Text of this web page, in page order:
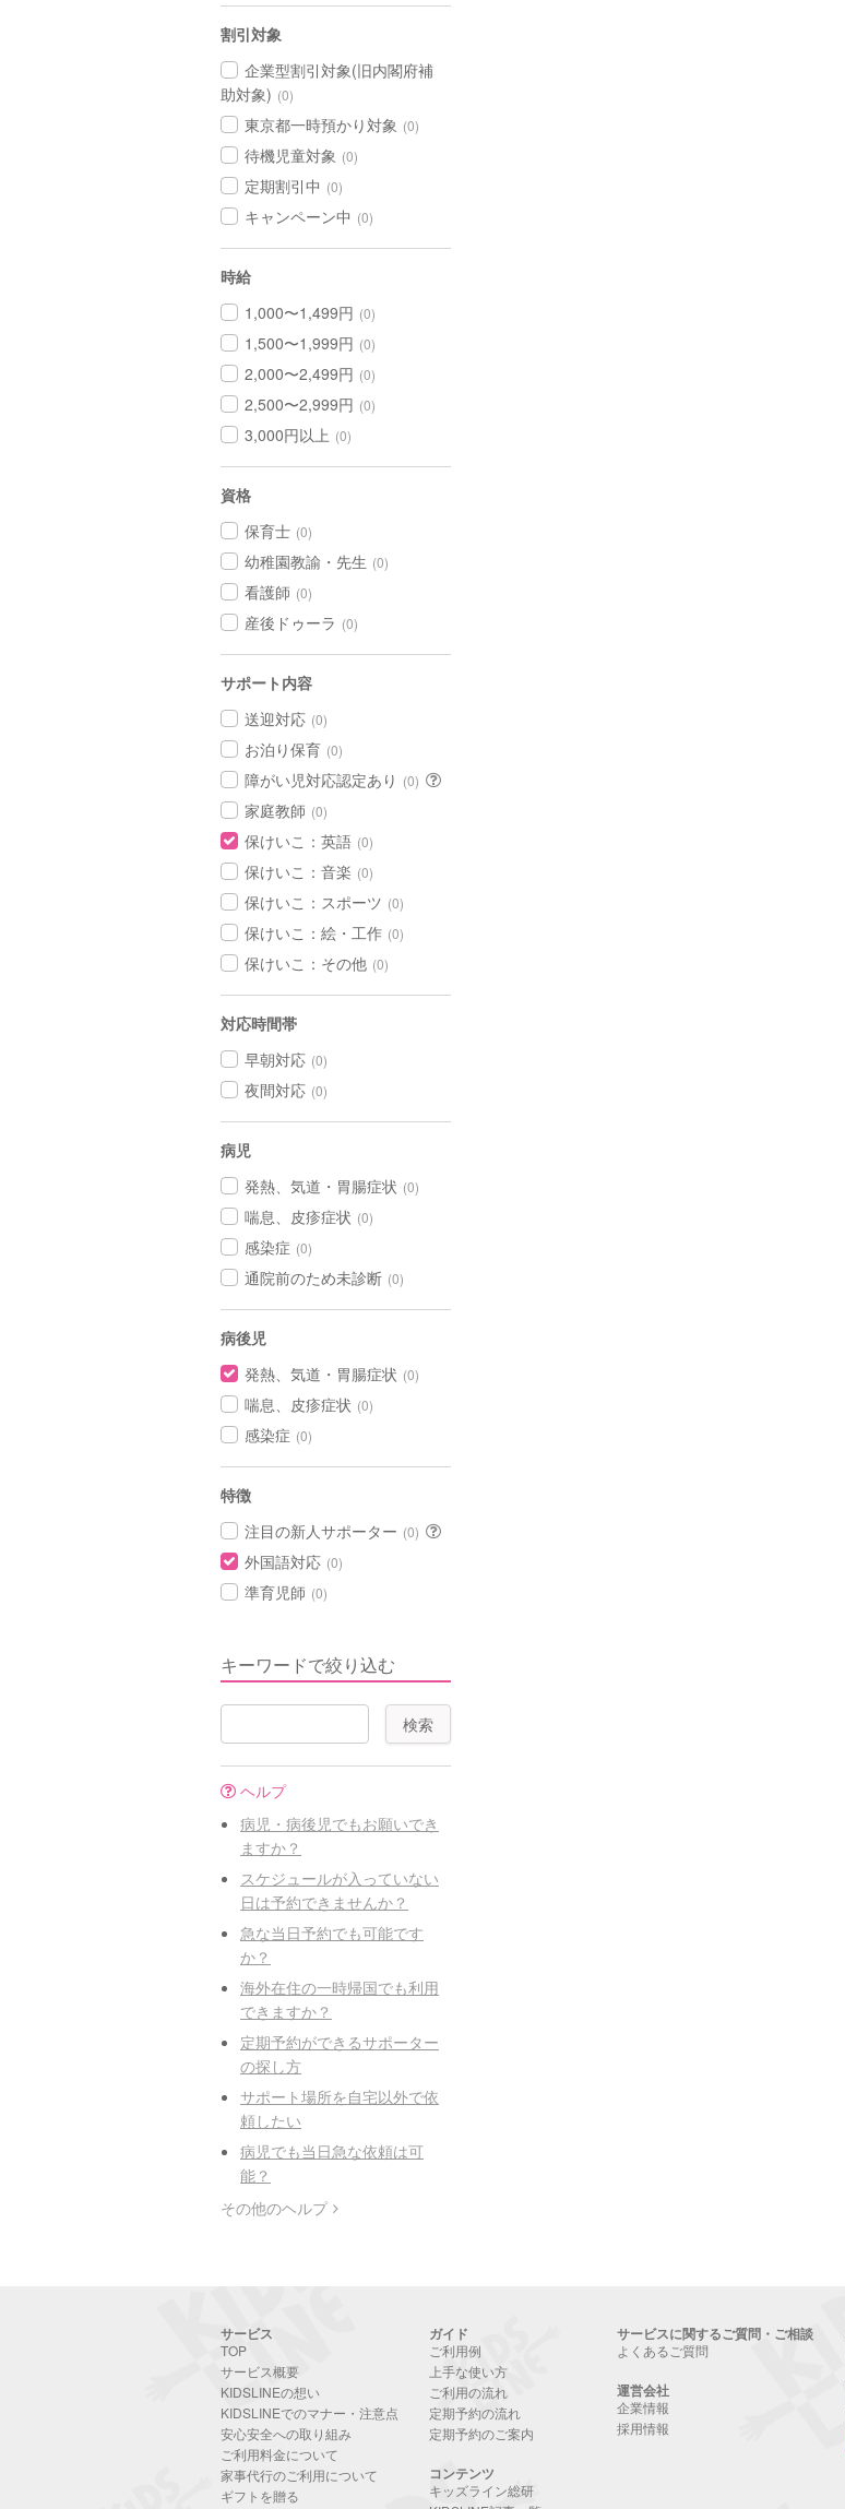
割引対象
企業型割引対象(旧内閣府補
助対象) (0)
東京都一時預かり対象 (0)
待機児童対象 (0)
定期割引中 (0)
キャンペーン中 (0)
時給
1,000〜1,499円 (0)
1,500〜1,999円 (0)
2,000〜2,499円 (0)
2,500〜2,999円 (0)
3,000円以上 (0)
資格
保育士 (0)
幼稚園教諭・先生 (0)
看護師 (0)
産後ドゥーラ (0)
サポート内容
送迎対応 (0)
お泊り保育 (0)
障がい児対応認定あり (0)
家庭教師 (0)
保けいこ：英語 (0)
保けいこ：音楽 (0)
保けいこ：スポーツ (0)
保けいこ：絵・工作 (0)
保けいこ：その他 (0)
対応時間帯
早朝対応 (0)
夜間対応 (0)
病児
発熱、気道・胃腸症状 (0)
喘息、皮疹症状 (0)
感染症 (0)
通院前のため未診断 (0)
病後児
発熱、気道・胃腸症状 (0)
喘息、皮疹症状 (0)
感染症 (0)
特徴
注目の新人サポーター (0)
外国語対応 (0)
準育児師 (0)
キーワードで絞り込む
ヘルプ
病児・病後児でもお願いでき
ますか？
スケジュールが入っていない
日は予約できませんか？
急な当日予約でも可能です
か？
海外在住の一時帰国でも利用
できますか？
定期予約ができるサポーター
の探し方
サポート場所を自宅以外で依
頼したい
病児でも当日急な依頼は可
能？
その他のヘルプ
サービス
TOP
サービス概要
KIDSLINEの想い
KIDSLINEでのマナー・注意点
安心安全への取り組み
ご利用料金について
家事代行のご利用について
ギフトを贈る
ガイド
ご利用例
上手な使い方
ご利用の流れ
定期予約の流れ
定期予約のご案内
コンテンツ
キッズライン総研
サービスに関するご質問・ご相談
よくあるご質問
運営会社
企業情報
採用情報